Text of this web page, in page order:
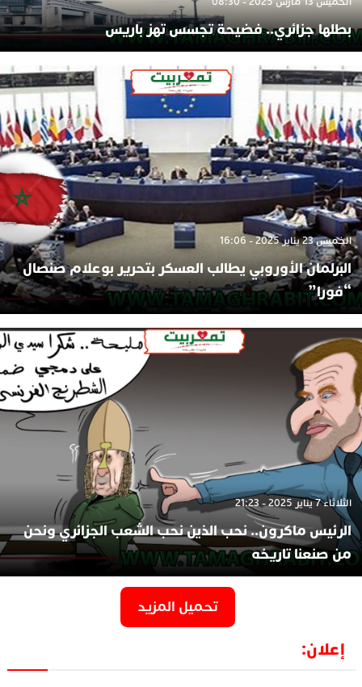
بطلها جزائري.. فضيحة تجسس تهز باريس
الخميس 23 يناير 2025 - 16:06
البرلمان الأوروبي يطالب العسكر بتحرير بوعلام صنصال
“فورا”
الثلاثاء 7 يناير 2025 - 21:23
الرئيس ماكرون.. نحب الذين نحب الشعب الجزائري ونحن
من صنعنا تاريخه
تحميل المزيد
إعلان: